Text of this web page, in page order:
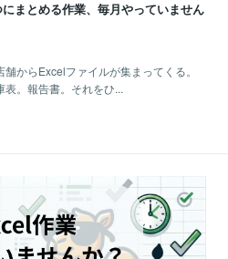
まとめる作業、毎月やっていません
からExcelファイルが集まってくる。
。報告書。それをひ...